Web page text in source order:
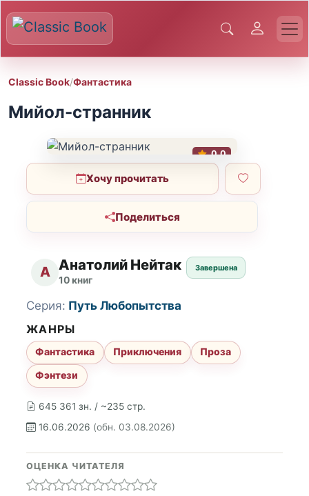
Classic Book/Фантастика
Мийол-странник
0.0
Хочу прочитать
Поделиться
А Анатолий Нейтак
10 книг
Завершена
645 361 зн. / ~235 стр.
16.06.2026 (обн. 03.08.2026)
Серия: Путь Любопытства
ЖАНРЫ
Фантастика Приключения
Проза
Фэнтези
ОЦЕНКА ЧИТАТЕЛЯ